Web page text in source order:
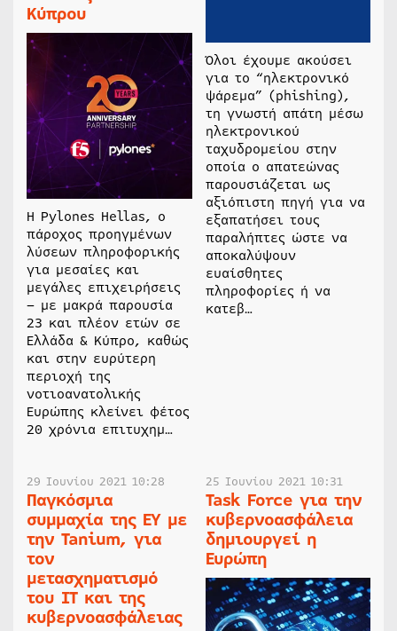
Κύπρου
Η Pylones Hellas, o
πάροχος προηγμένων
λύσεων πληροφορικής
για μεσαίες και
μεγάλες επιχειρήσεις
– με μακρά παρουσία
23 και πλέον ετών σε
Ελλάδα & Κύπρο, καθώς
και στην ευρύτερη
περιοχή της
νοτιοανατολικής
Ευρώπης κλείνει φέτος
20 χρόνια επιτυχημ…
Όλοι έχουμε ακούσει
για το “ηλεκτρονικό
ψάρεμα” (phishing),
τη γνωστή απάτη μέσω
ηλεκτρονικού
ταχυδρομείου στην
οποία ο απατεώνας
παρουσιάζεται ως
αξιόπιστη πηγή για να
εξαπατήσει τους
παραλήπτες ώστε να
αποκαλύψουν
ευαίσθητες
πληροφορίες ή να
κατεβ…
29 Ιουνίου 2021 10:28
Παγκόσμια
συμμαχία της EY με
την Tanium, για
τον
μετασχηματισμό
του IT και της
κυβερνοασφάλειας
25 Ιουνίου 2021 10:31
Task Force για την
κυβερνοασφάλεια
δημιουργεί η
Ευρώπη